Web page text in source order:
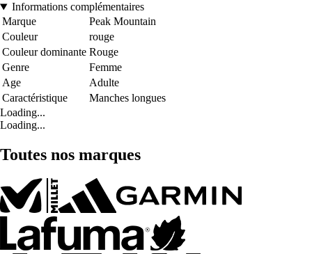
Informations complémentaires
Marque
Peak Mountain
Couleur
rouge
Couleur dominante Rouge
Genre
Femme
Age
Adulte
Caractéristique
Manches longues
Loading...
Loading...
Toutes nos marques